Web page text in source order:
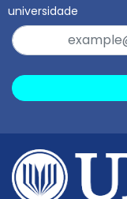
universidade